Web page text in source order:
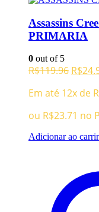
Assassins
PRIMARIA
0 out of 5
R$119.96 O
era:
R$
Em até 12x de
ou R$23.71 no
Adicionar ao